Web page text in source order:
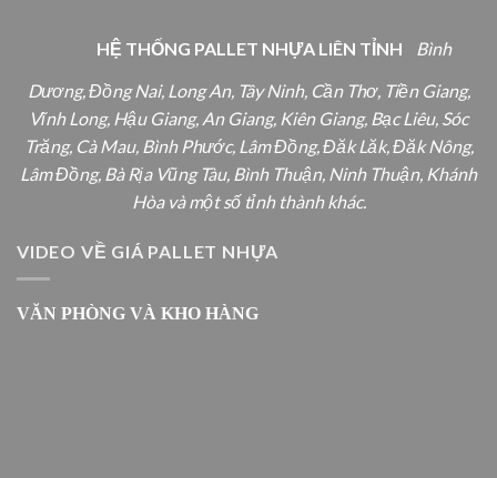
HỆ THỐNG PALLET NHỰA LIÊN TỈNH
Bình
Dương, Đồng Nai, Long An, Tây Ninh, Cần Thơ, Tiền Giang,
Vĩnh Long, Hậu Giang, An Giang, Kiên Giang, Bạc Liêu, Sóc
Trăng, Cà Mau, Bình Phước, Lâm Đồng, Đăk Lăk, Đăk Nông,
Lâm Đồng, Bà Rịa Vũng Tàu, Bình Thuận, Ninh Thuận, Khánh
Hòa và một số tỉnh thành khác.
VIDEO VỀ GIÁ PALLET NHỰA
VĂN PHÒNG VÀ KHO HÀNG